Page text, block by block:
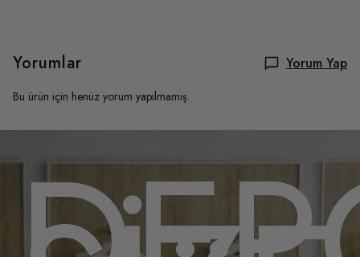
Yorumlar Yorum Yap
Bu ürün için henüz yorum yapılmamış.